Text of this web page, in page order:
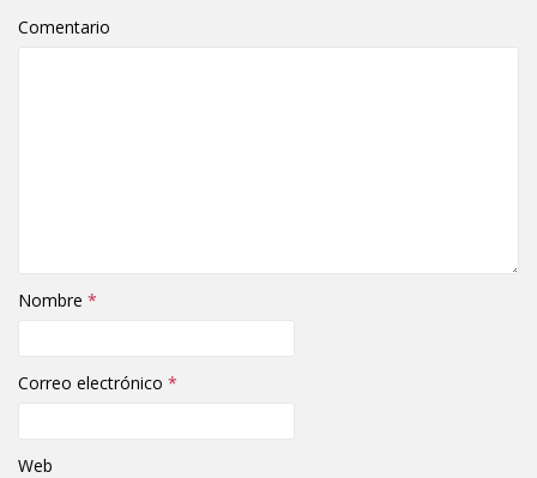
Comentario
Nombre *
Correo electrónico *
Web